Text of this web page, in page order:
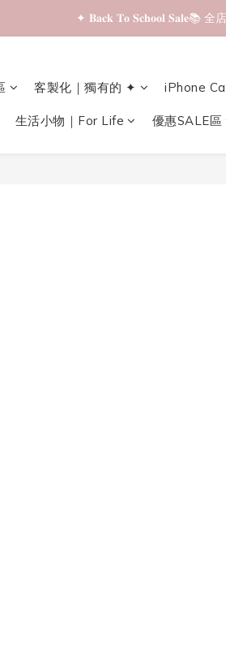
✦ 𝐁𝐚𝐜𝐤 𝐓𝐨 𝐒𝐜𝐡𝐨𝐨𝐥 𝐒𝐚𝐥𝐞📚 全
✦ 𝐁𝐚𝐜𝐤 𝐓𝐨 𝐒𝐜𝐡𝐨𝐨𝐥 𝐒𝐚𝐥𝐞📚 全
✦ 𝐁𝐚𝐜𝐤 𝐓𝐨 𝐒𝐜𝐡𝐨𝐨𝐥 𝐒𝐚𝐥𝐞📚 全
客製化｜獨有的 ✦ iPhone
生活小物｜For Life 優惠SALE區